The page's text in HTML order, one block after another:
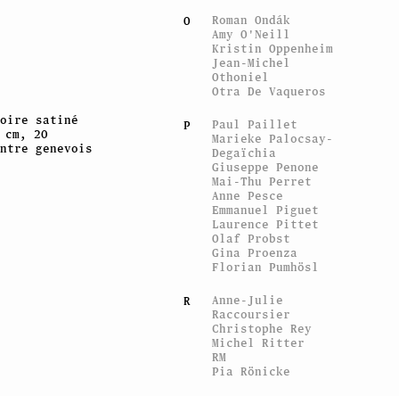
satiné
20
genevois
O
Roman Ondák
Amy O'Neill
Kristin Oppenheim
Jean-Michel
Othoniel
Otra De Vaqueros
P
Paul Paillet
Marieke Palocsay-
Degaïchia
Giuseppe Penone
Mai-Thu Perret
Anne Pesce
Emmanuel Piguet
Laurence Pittet
Olaf Probst
Gina Proenza
Florian Pumhösl
R
Anne-Julie
Raccoursier
Christophe Rey
Michel Ritter
RM
Pia Rönicke